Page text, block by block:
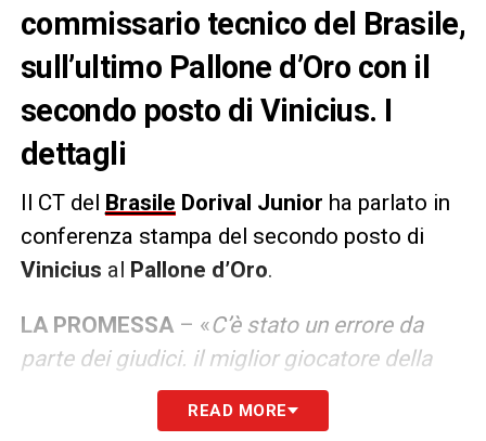
commissario tecnico del Brasile,
sull’ultimo Pallone d’Oro con il
secondo posto di Vinicius. I
dettagli
Il CT del Brasile Dorival Junior ha parlato in
conferenza stampa del secondo posto di
Vinicius al Pallone d’Oro.
LA PROMESSA– «C’è stato un errore da
parte dei giudici. il miglior giocatore della
scorsa stagione è stato Vini. Onestamente
Rodri merita di aver vinto. È un grande
READ MORE